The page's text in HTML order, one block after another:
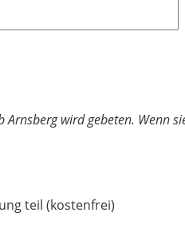
wird gebeten. Wenn
teil (kostenfrei)